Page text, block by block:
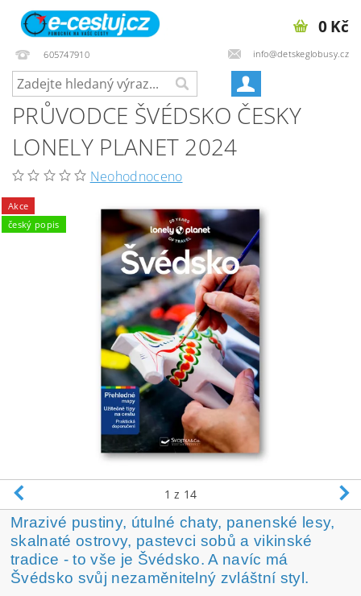
605747910 info@detskeglobusy.cz
0 Kč
PRŮVODCE ŠVÉDSKO ČESKY
LONELY PLANET 2024
Neohodnoceno
Akce
český popis
1 z 14
Mrazivé pustiny, útulné chaty, panenské lesy,
skalnaté ostrovy, pastevci sobů a vikinské
tradice - to vše je Švédsko. A navíc má
Švédsko svůj nezaměnitelný zvláštní styl.